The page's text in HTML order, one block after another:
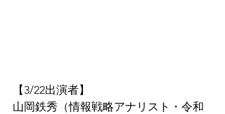
【3/22出演者】
山岡鉄秀（情報戦略アナリスト・令和